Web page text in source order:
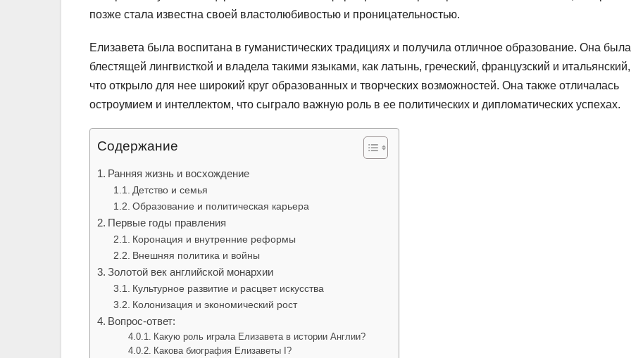
позже стала известна своей властолюбивостью и проницательностью.
Елизавета была воспитана в гуманистических традициях и получила отличное образование. Она была
блестящей лингвисткой и владела такими языками, как латынь, греческий, французский и итальянский,
что открыло для нее широкий круг образованных и творческих возможностей. Она также отличалась
остроумием и интеллектом, что сыграло важную роль в ее политических и дипломатических успехах.
Содержание
Ранняя жизнь и восхождение
Детство и семья
Образование и политическая карьера
Первые годы правления
Коронация и внутренние реформы
Внешняя политика и войны
Золотой век английской монархии
Культурное развитие и расцвет искусства
Колонизация и экономический рост
Вопрос-ответ:
Какую роль играла Елизавета в истории Англии?
Какова биография Елизаветы I?